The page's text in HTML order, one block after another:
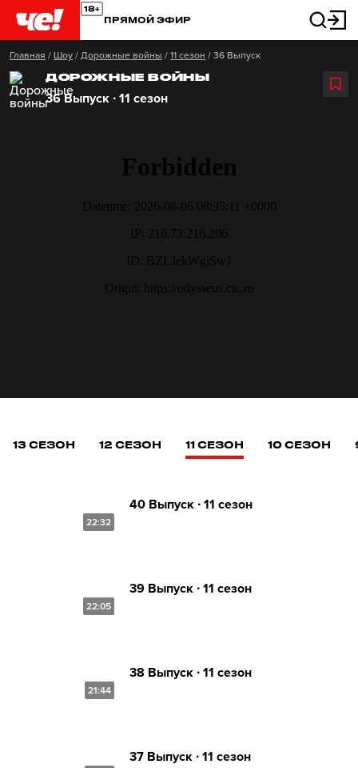
ПРЯМОЙ ЭФИР
Главная / Шоу / Дорожные войны / 11 сезон / 36 Выпуск
ДОРОЖНЫЕ ВОЙНЫ
36 Выпуск ∙ 11 сезон
13 СЕЗОН 12 СЕЗОН 11 СЕЗОН 10 СЕЗОН
22:32
40 Выпуск ∙ 11 сезон
22:05
39 Выпуск ∙ 11 сезон
21:44
38 Выпуск ∙ 11 сезон
37 Выпуск ∙ 11 сезон